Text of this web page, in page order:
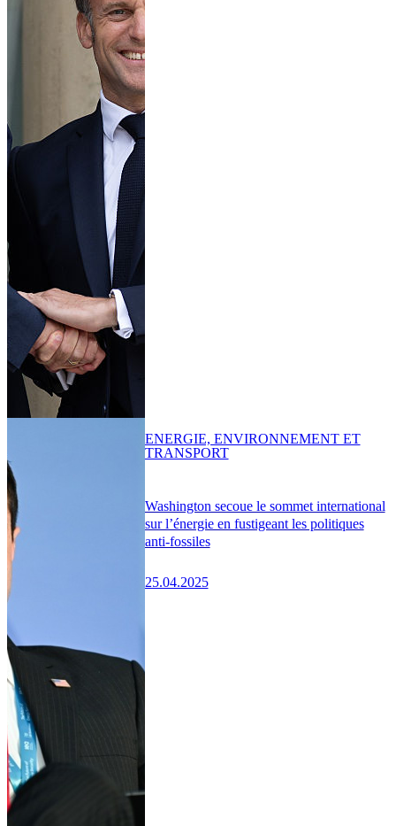
Washington secoue le sommet international
sur l’énergie en fustigeant les politiques
anti-fossiles
25.04.2025
ENERGIE, ENVIRONNEMENT ET
TRANSPORT